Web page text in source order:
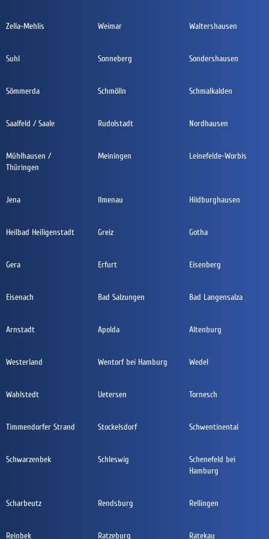
Zella-Mehlis Weimar Waltershausen
Suhl Sonneberg Sondershausen
Sömmerda Schmölln Schmalkalden
Saalfeld / Saale Rudolstadt Nordhausen
Mühlhausen /
Thüringen
Meiningen Leinefelde-Worbis
Jena Ilmenau Hildburghausen
Heilbad Heiligenstadt Greiz Gotha
Gera Erfurt Eisenberg
Eisenach Bad Salzungen Bad Langensalza
Arnstadt Apolda Altenburg
Westerland Wentorf bei Hamburg Wedel
Wahlstedt Uetersen Tornesch
Timmendorfer Strand Stockelsdorf Schwentinental
Schwarzenbek Schleswig
Schenefeld bei
Hamburg
Scharbeutz Rendsburg Rellingen
Reinbek Ratzeburg Ratekau